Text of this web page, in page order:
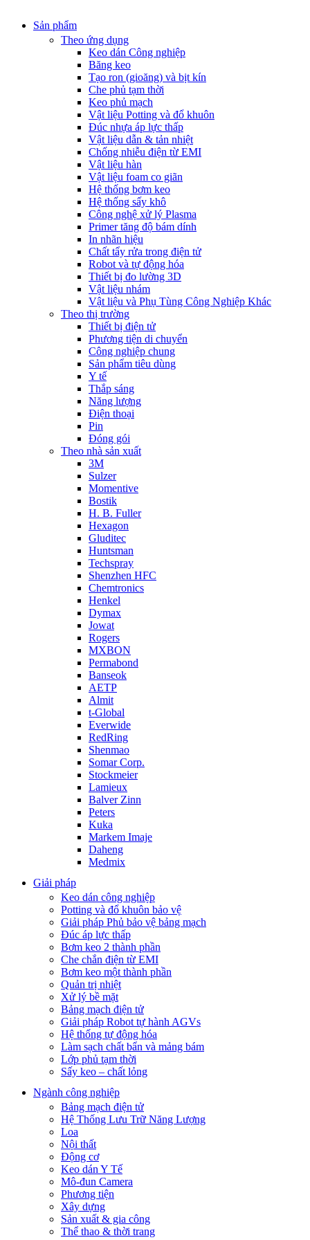
Sản phẩm
Theo ứng dụng
Keo dán Công nghiệp
Băng keo
Tạo ron (gioăng) và bịt kín
Che phủ tạm thời
Keo phủ mạch
Vật liệu Potting và đổ khuôn
Đúc nhựa áp lực thấp
Vật liệu dẫn & tản nhiệt
Chống nhiễu điện từ EMI
Vật liệu hàn
Vật liệu foam co giãn
Hệ thống bơm keo
Hệ thống sấy khô
Công nghệ xử lý Plasma
Primer tăng độ bám dính
In nhãn hiệu
Chất tẩy rửa trong điện tử
Robot và tự động hóa
Thiết bị đo lường 3D
Vật liệu nhám
Vật liệu và Phụ Tùng Công Nghiệp Khác
Theo thị trường
Thiết bị điện tử
Phương tiện di chuyển
Công nghiệp chung
Sản phẩm tiêu dùng
Y tế
Thắp sáng
Năng lượng
Điện thoại
Pin
Đóng gói
Theo nhà sản xuất
3M
Sulzer
Momentive
Bostik
H. B. Fuller
Hexagon
Gluditec
Huntsman
Techspray
Shenzhen HFC
Chemtronics
Henkel
Dymax
Jowat
Rogers
MXBON
Permabond
Banseok
AETP
Almit
t-Global
Everwide
RedRing
Shenmao
Somar Corp.
Stockmeier
Lamieux
Balver Zinn
Peters
Kuka
Markem Imaje
Daheng
Medmix
Giải pháp
Keo dán công nghiệp
Potting và đổ khuôn bảo vệ
Giải pháp Phủ bảo vệ bảng mạch
Đúc áp lực thấp
Bơm keo 2 thành phần
Che chắn điện từ EMI
Bơm keo một thành phần
Quản trị nhiệt
Xử lý bề mặt
Bảng mạch điện tử
Giải pháp Robot tự hành AGVs
Hệ thống tự động hóa
Làm sạch chất bẩn và mảng bám
Lớp phủ tạm thời
Sấy keo – chất lỏng
Ngành công nghiệp
Bảng mạch điện tử
Hệ Thống Lưu Trữ Năng Lượng
Loa
Nội thất
Động cơ
Keo dán Y Tế
Mô-đun Camera
Phương tiện
Xây dựng
Sản xuất & gia công
Thể thao & thời trang